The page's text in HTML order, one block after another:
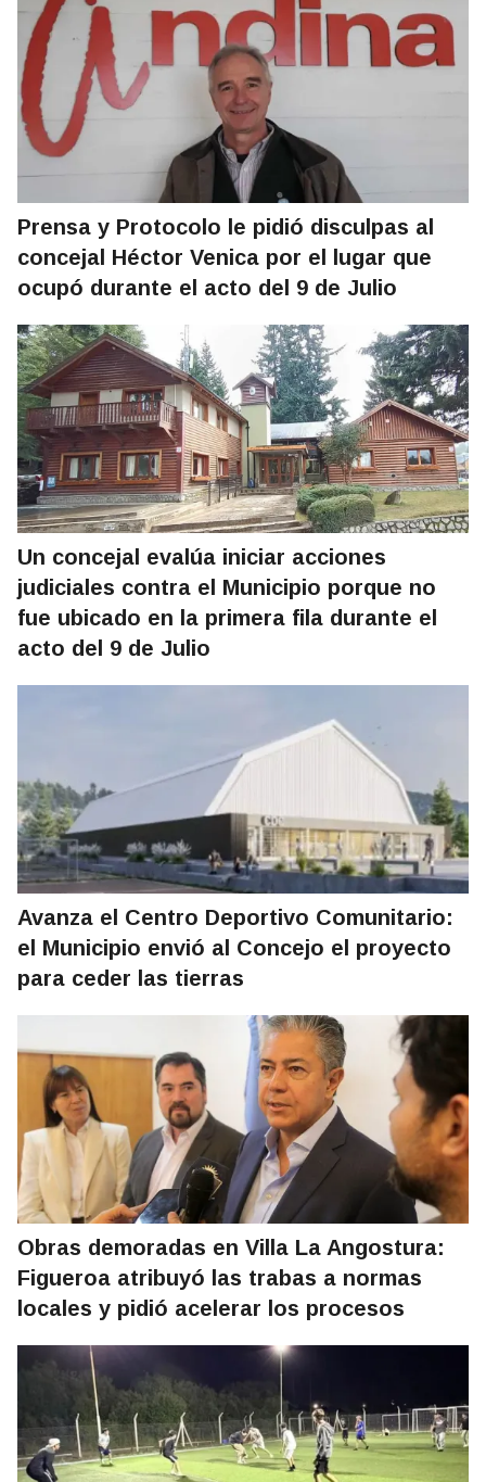
Prensa y Protocolo le pidió disculpas al
concejal Héctor Venica por el lugar que
ocupó durante el acto del 9 de Julio
Un concejal evalúa iniciar acciones
judiciales contra el Municipio porque no
fue ubicado en la primera fila durante el
acto del 9 de Julio
Avanza el Centro Deportivo Comunitario:
el Municipio envió al Concejo el proyecto
para ceder las tierras
Obras demoradas en Villa La Angostura:
Figueroa atribuyó las trabas a normas
locales y pidió acelerar los procesos